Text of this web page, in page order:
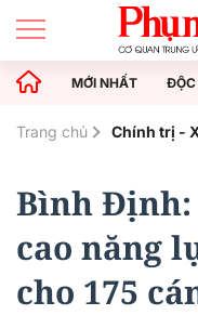
MỚI NHẤT ĐỘC
Trang chủ Chính trị -
Bình Định:
cao năng
cho 175